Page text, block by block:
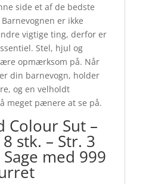
side et af de bedste
er ikke
vigtige ting, derfor er
Stel, hjul og
opmærksom på. Når
din barnevogn, holder
og en velholdt
meget pænere at se på.
Colour Sut –
stk. – Str. 3
Sage med 999